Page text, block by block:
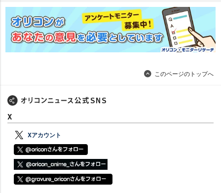
このページのトップへ
X
Xアカウント